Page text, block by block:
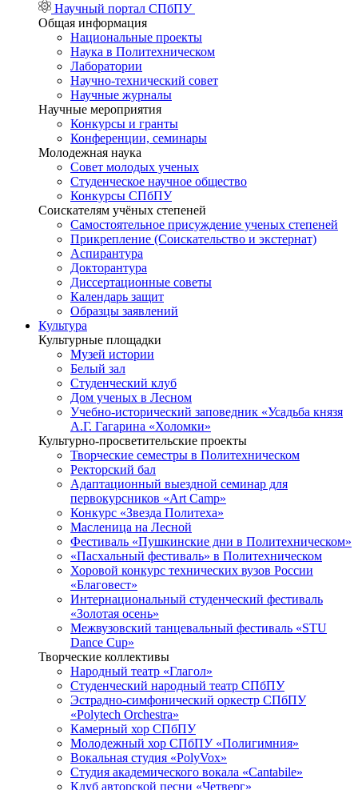
Научный портал СПбПУ
Общая информация
Национальные проекты
Наука в Политехническом
Лаборатории
Научно-технический совет
Научные журналы
Научные мероприятия
Конкурсы и гранты
Конференции, семинары
Молодежная наука
Совет молодых ученых
Студенческое научное общество
Конкурсы СПбПУ
Соискателям учёных степеней
Самостоятельное присуждение ученых степеней
Прикрепление (Соискательство и экстернат)
Аспирантура
Докторантура
Диссертационные советы
Календарь защит
Образцы заявлений
Культура
Культурные площадки
Музей истории
Белый зал
Студенческий клуб
Дом ученых в Лесном
Учебно-исторический заповедник «Усадьба князя
А.Г. Гагарина «Холомки»
Культурно-просветительские проекты
Творческие семестры в Политехническом
Ректорский бал
Адаптационный выездной семинар для
первокурсников «Art Camp»
Конкурс «Звезда Политеха»
Масленица на Лесной
Фестиваль «Пушкинские дни в Политехническом»
«Пасхальный фестиваль» в Политехническом
Хоровой конкурс технических вузов России
«Благовест»
Интернациональный студенческий фестиваль
«Золотая осень»
Межвузовский танцевальный фестиваль «STU
Dance Cup»
Творческие коллективы
Народный театр «Глагол»
Студенческий народный театр СПбПУ
Эстрадно-симфонический оркестр СПбПУ
«Polytech Orchestra»
Камерный хор СПбПУ
Молодежный хор СПбПУ «Полигимния»
Вокальная студия «PolyVox»
Студия академического вокала «Cantabile»
Клуб авторской песни «Четверг»